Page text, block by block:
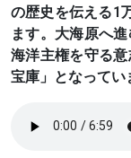
の歴史を伝える1
ます。大海原へ
海洋主権を守る
宝庫」となってい